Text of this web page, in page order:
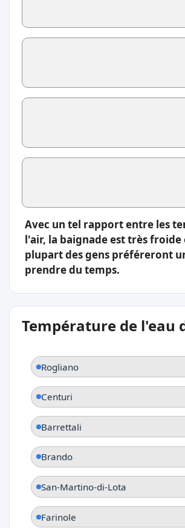
Avec un tel rapport entre les
l'air, la baignade est très
plupart des gens préféreront
prendre du temps.
Température de l'eau
Rogliano
Centuri
Barrettali
Brando
San-Martino-di-Lota
Farinole